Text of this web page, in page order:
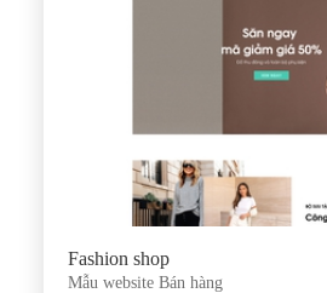
Fashion shop
Mẫu website Bán hàng